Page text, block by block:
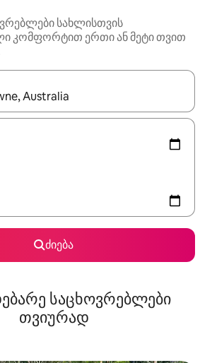
სახლისთვის
კომფორტით ერთი ან მეტი თვით
გახდება, ნავიგაციისთვის
ძიება
საცხოვრებლები
თვიურად